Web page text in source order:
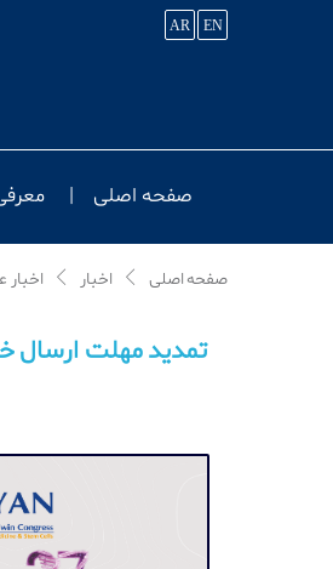
EN
AR
صفحه اصلی
صفحه اصلی اخبار اخبار
تمدید مهلت ارسال